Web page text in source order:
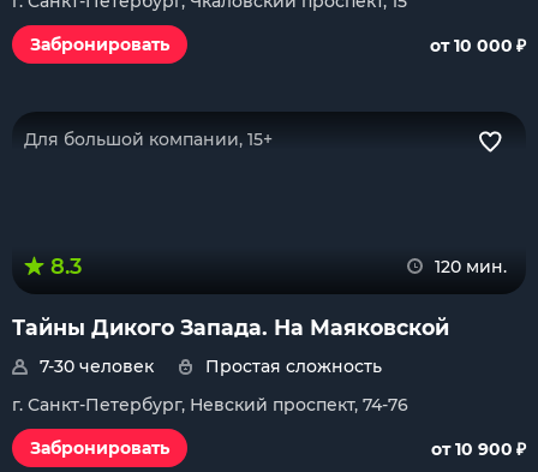
Забронировать
от 10 000 ₽
Для большой компании, 15+
8.3 120 мин.
Тайны Дикого Запада. На Маяковской
7-30 человек
Простая сложность
г. Санкт-Петербург, Невский проспект, 74-76
Забронировать
от 10 900 ₽